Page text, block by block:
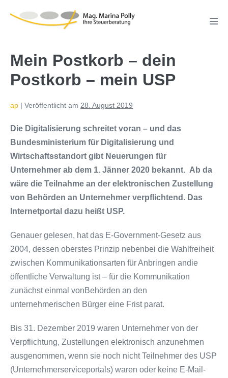
Inhalt
Mein Postkorb – dein
Postkorb – mein USP
ap | Veröffentlicht am 28. August 2019
Die Digitalisierung schreitet voran – und das
Bundesministerium für Digitalisierung und
Wirtschaftsstandort gibt Neuerungen für
Unternehmer ab dem 1. Jänner 2020 bekannt. Ab da
wäre die Teilnahme an der elektronischen Zustellung
von Behörden an Unternehmer verpflichtend. Das
Internetportal dazu heißt USP.
Genauer gelesen, hat das E-Government-Gesetz aus
2004, dessen oberstes Prinzip nebenbei die Wahlfreiheit
zwischen Kommunikationsarten für Anbringen andie
öffentliche Verwaltung ist – für die Kommunikation
zunächst einmal vonBehörden an den
unternehmerischen Bürger eine Frist parat.
Bis 31. Dezember 2019 waren Unternehmer von der
Verpflichtung, Zustellungen elektronisch anzunehmen
ausgenommen, wenn sie noch nicht Teilnehmer des USP
(Unternehmerserviceportals) waren oder keine E-Mail-